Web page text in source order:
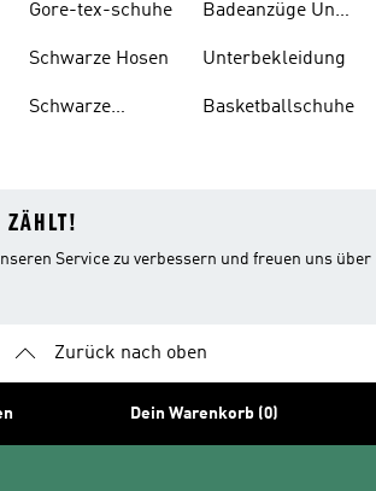
Gore-tex-schuhe
Schwarze Hosen
Schwarze
Badeanzüge Und
Unterbekleidung
Basketballschuhe
Service zu verbessern und freuen uns über
Zurück nach oben
Dein Warenkorb (0)